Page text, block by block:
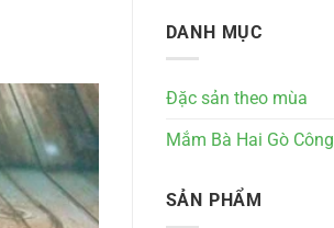
DANH MỤC
Đặc sản theo mùa
Mắm Bà Hai Gò Công
SẢN PHẨM